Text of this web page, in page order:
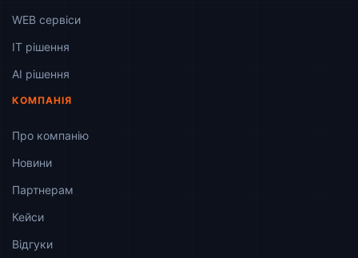
WEB сервіси
ІТ рішення
AI рішення
КОМПАНІЯ
Про компанію
Новини
Партнерам
Кейси
Відгуки